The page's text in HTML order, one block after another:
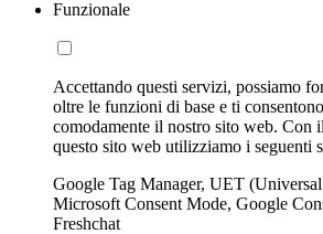
Funzionale
Accettando questi servizi, possiamo
oltre le funzioni di base e ti
comodamente il nostro sito web. Con
questo sito web utilizziamo i seguenti
Google Tag Manager, UET
Microsoft Consent Mode, Google
Freshchat